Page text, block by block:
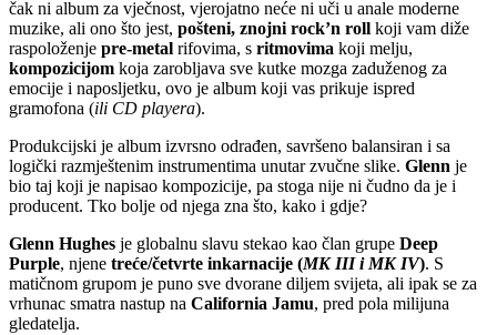
čak ni album za vječnost, vjerojatno neće ni uči u anale moderne
muzike, ali ono što jest, pošteni, znojni rock’n roll koji vam diže
raspoloženje pre-metal rifovima, s ritmovima koji melju,
kompozicijom koja zarobljava sve kutke mozga zaduženog za
emocije i naposljetku, ovo je album koji vas prikuje ispred
gramofona (ili CD playera).
Produkcijski je album izvrsno odrađen, savršeno balansiran i sa
logički razmještenim instrumentima unutar zvučne slike. Glenn je
bio taj koji je napisao kompozicije, pa stoga nije ni čudno da je i
producent. Tko bolje od njega zna što, kako i gdje?
Glenn Hughes je globalnu slavu stekao kao član grupe Deep
Purple, njene treće/četvrte inkarnacije (MK III i MK IV). S
matičnom grupom je puno sve dvorane diljem svijeta, ali ipak se za
vrhunac smatra nastup na California Jamu, pred pola milijuna
gledatelja.